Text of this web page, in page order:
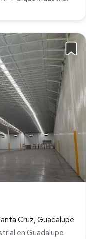
Cruz, Guadalupe
en Guadalupe